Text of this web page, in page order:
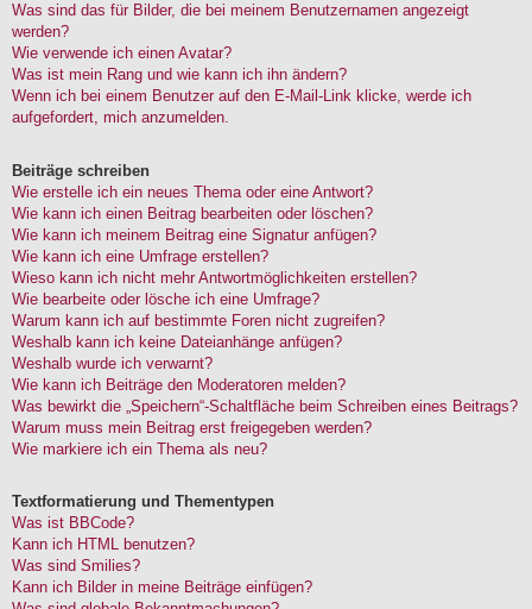
Was sind das für Bilder, die bei meinem Benutzernamen angezeigt
werden?
Wie verwende ich einen Avatar?
Was ist mein Rang und wie kann ich ihn ändern?
Wenn ich bei einem Benutzer auf den E-Mail-Link klicke, werde ich
aufgefordert, mich anzumelden.
Beiträge schreiben
Wie erstelle ich ein neues Thema oder eine Antwort?
Wie kann ich einen Beitrag bearbeiten oder löschen?
Wie kann ich meinem Beitrag eine Signatur anfügen?
Wie kann ich eine Umfrage erstellen?
Wieso kann ich nicht mehr Antwortmöglichkeiten erstellen?
Wie bearbeite oder lösche ich eine Umfrage?
Warum kann ich auf bestimmte Foren nicht zugreifen?
Weshalb kann ich keine Dateianhänge anfügen?
Weshalb wurde ich verwarnt?
Wie kann ich Beiträge den Moderatoren melden?
Was bewirkt die „Speichern“-Schaltfläche beim Schreiben eines Beitrags?
Warum muss mein Beitrag erst freigegeben werden?
Wie markiere ich ein Thema als neu?
Textformatierung und Thementypen
Was ist BBCode?
Kann ich HTML benutzen?
Was sind Smilies?
Kann ich Bilder in meine Beiträge einfügen?